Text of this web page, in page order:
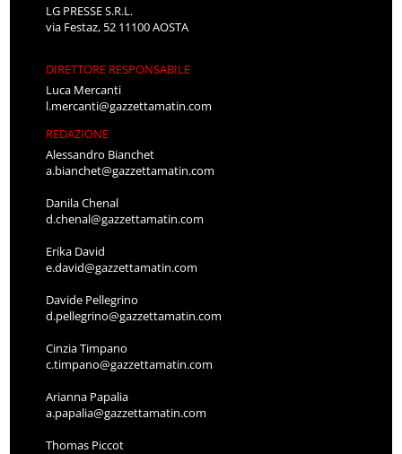
LG PRESSE S.R.L.
via Festaz, 52 11100 AOSTA
DIRETTORE RESPONSABILE
Luca Mercanti
l.mercanti@gazzettamatin.com
REDAZIONE
Alessandro Bianchet
a.bianchet@gazzettamatin.com
Danila Chenal
d.chenal@gazzettamatin.com
Erika David
e.david@gazzettamatin.com
Davide Pellegrino
d.pellegrino@gazzettamatin.com
Cinzia Timpano
c.timpano@gazzettamatin.com
Arianna Papalia
a.papalia@gazzettamatin.com
Thomas Piccot